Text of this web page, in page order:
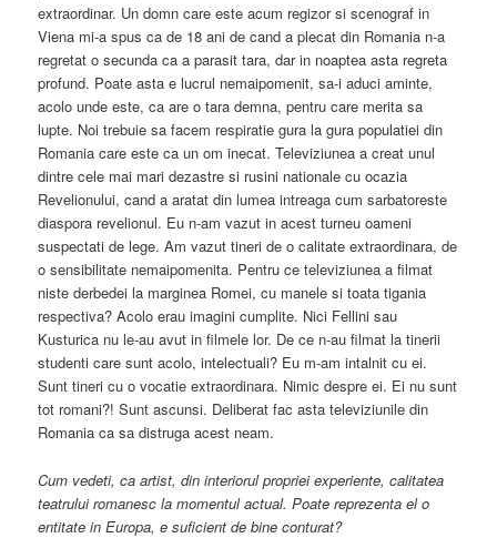
extraordinar. Un domn care este acum regizor si scenograf in
Viena mi-a spus ca de 18 ani de cand a plecat din Romania n-a
regretat o secunda ca a parasit tara, dar in noaptea asta regreta
profund. Poate asta e lucrul nemaipomenit, sa-i aduci aminte,
acolo unde este, ca are o tara demna, pentru care merita sa
lupte. Noi trebuie sa facem respiratie gura la gura populatiei din
Romania care este ca un om inecat. Televiziunea a creat unul
dintre cele mai mari dezastre si rusini nationale cu ocazia
Revelionului, cand a aratat din lumea intreaga cum sarbatoreste
diaspora revelionul. Eu n-am vazut in acest turneu oameni
suspectati de lege. Am vazut tineri de o calitate extraordinara, de
o sensibilitate nemaipomenita. Pentru ce televiziunea a filmat
niste derbedei la marginea Romei, cu manele si toata tigania
respectiva? Acolo erau imagini cumplite. Nici Fellini sau
Kusturica nu le-au avut in filmele lor. De ce n-au filmat la tinerii
studenti care sunt acolo, intelectuali? Eu m-am intalnit cu ei.
Sunt tineri cu o vocatie extraordinara. Nimic despre ei. Ei nu sunt
tot romani?! Sunt ascunsi. Deliberat fac asta televiziunile din
Romania ca sa distruga acest neam.
Cum vedeti, ca artist, din interiorul propriei experiente, calitatea
teatrului romanesc la momentul actual. Poate reprezenta el o
entitate in Europa, e suficient de bine conturat?